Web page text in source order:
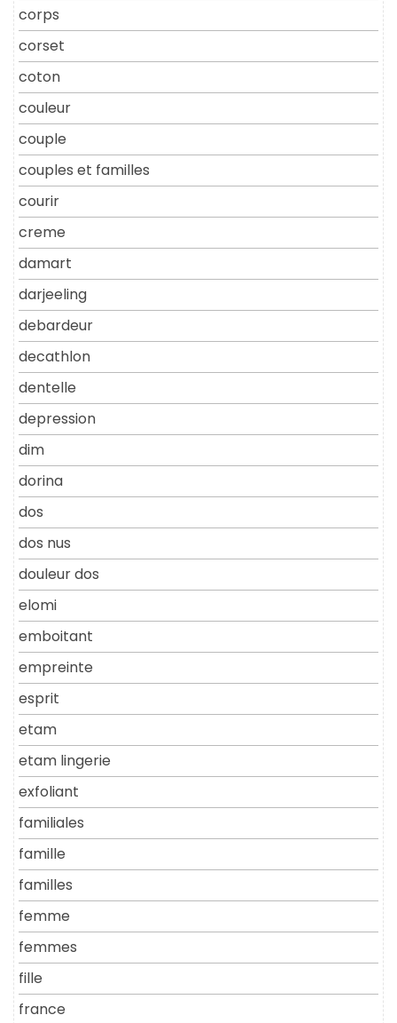
corps
corset
coton
couleur
couple
couples et familles
courir
creme
damart
darjeeling
debardeur
decathlon
dentelle
depression
dim
dorina
dos
dos nus
douleur dos
elomi
emboitant
empreinte
esprit
etam
etam lingerie
exfoliant
familiales
famille
familles
femme
femmes
fille
france